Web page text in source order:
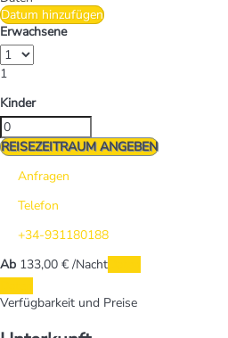
Datum hinzufügen
Erwachsene
1
Kinder
REISEZEITRAUM ANGEBEN
Anfragen
Telefon
+34-931180188
Ab 133,00 € /Nacht
Verfügbarkeit und Preise